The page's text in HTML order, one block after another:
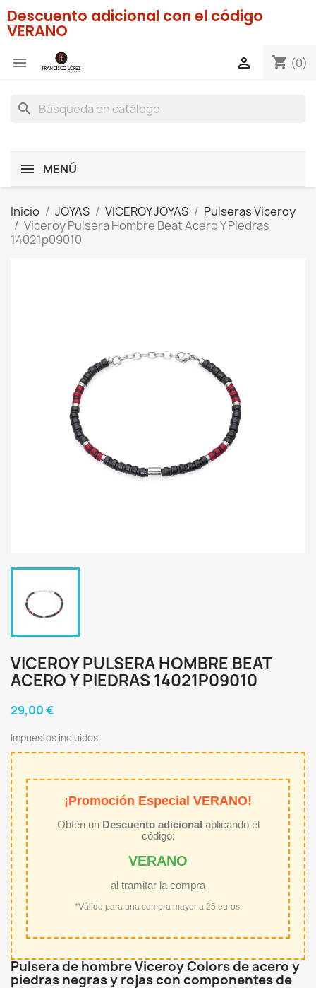
Descuento adicional con el código
VERANO
 shopping_cart (0)

search
MENÚ
Inicio JOYAS VICEROY JOYAS
Pulseras Viceroy
Viceroy Pulsera Hombre Beat Acero Y Piedras
14021p09010
VICEROY PULSERA HOMBRE BEAT
ACERO Y PIEDRAS 14021P09010
29,00 €
Impuestos incluidos
¡Promoción Especial VERANO!
Obtén un Descuento adicional aplicando el
código:
VERANO
al tramitar la compra
*Válido para una compra mayor a 25 euros.
Pulsera de hombre Viceroy Colors de acero y
piedras negras y rojas con componentes de